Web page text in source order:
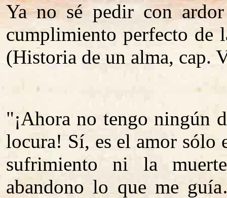
Ya no sé pedir con
cumplimiento perfecto de
(Historia de un alma, cap.
"¡Ahora no tengo ningún
locura! Sí, es el amor sólo
sufrimiento ni la
abandono lo que me